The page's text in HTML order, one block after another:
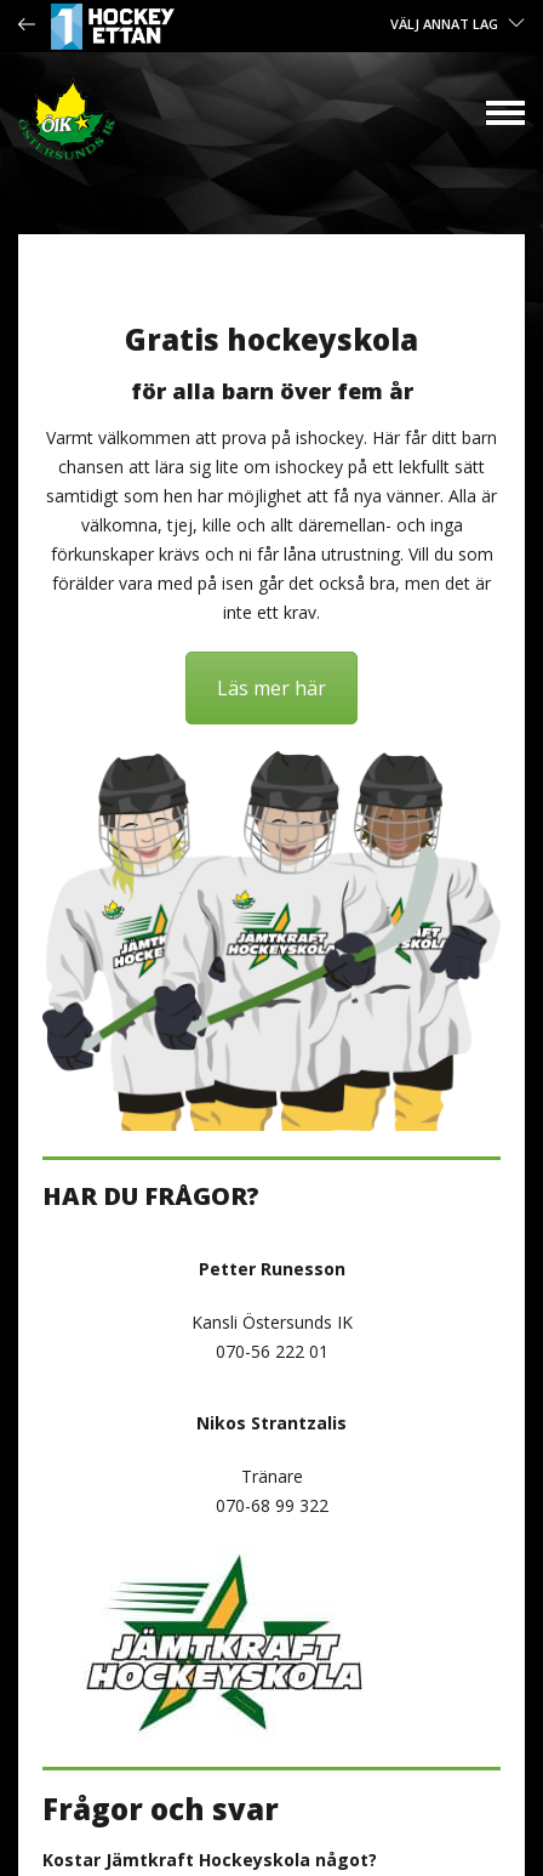
VÄLJ ANNAT LAG
Gratis hockeyskola
för alla barn över fem år
Varmt välkommen att prova på ishockey. Här får ditt barn
chansen att lära sig lite om ishockey på ett lekfullt sätt
samtidigt som hen har möjlighet att få nya vänner. Alla är
välkomna, tjej, kille och allt däremellan- och inga
förkunskaper krävs och ni får låna utrustning. Vill du som
förälder vara med på isen går det också bra, men det är
inte ett krav.
Läs mer här
HAR DU FRÅGOR?
Petter Runesson
Kansli Östersunds IK
070-56 222 01
Nikos Strantzalis
Tränare
070-68 99 322
Frågor och svar
Kostar Jämtkraft Hockeyskola något?